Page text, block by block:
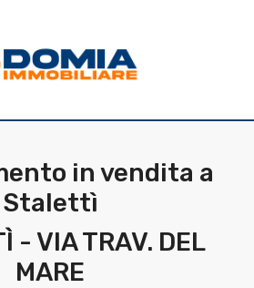
in vendita a
Stalettì
- VIA TRAV. DEL
MARE